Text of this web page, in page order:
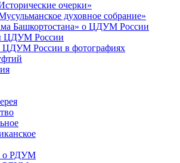
очерки»
духовное собрание»
Башкортостана» о ЦДУМ России
ЦДУМ России
ЦДУМ России в фотографиях
о РДУМ